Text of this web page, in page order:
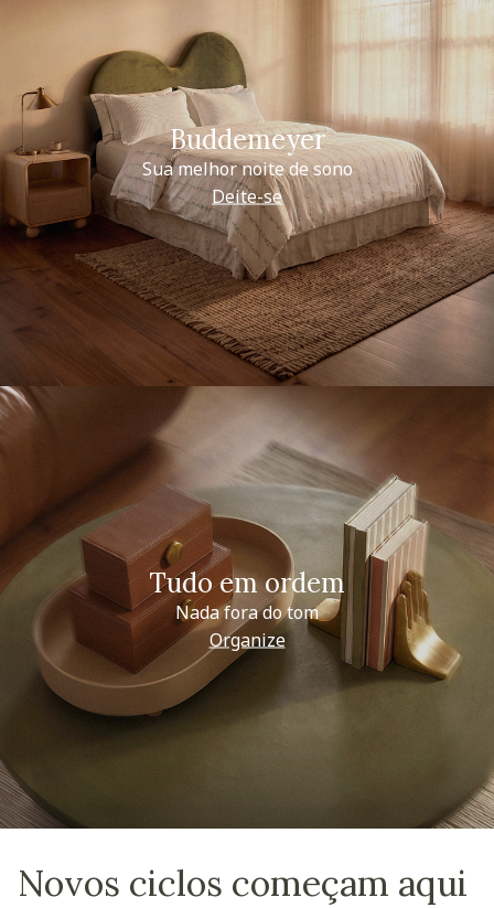
Buddemeyer
Sua melhor noite de sono
Deite-se
Tudo em ordem
Nada fora do tom
Organize
Novos ciclos começam aqui